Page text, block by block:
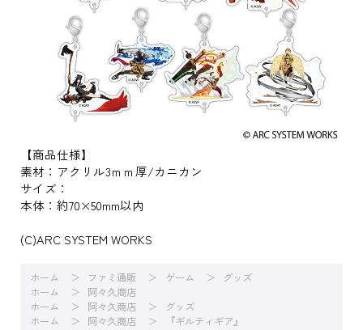
【商品仕様】
素材：アクリル3ｍｍ厚/カニカン
サイズ：
本体：約70×50mm以内
(C)ARC SYSTEM WORKS
ホーム ファミ通販 ゲーム
グッズ
ホーム
阿々久商店
ホーム
阿々久商店
グッズ
ホーム
阿々久商店 『ギルティギア』